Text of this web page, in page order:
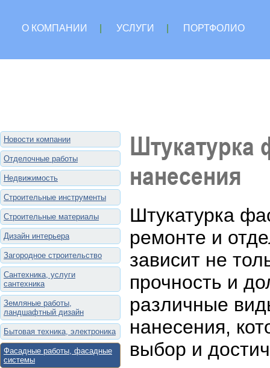
О КОМПАНИИ УСЛУГИ
ПОРТФОЛИО
Новости компании
Отделочные работы
Недвижимость
Строительные инструменты
Строительные материалы
Дизайн интерьера
Загородное строительство
Сантехника, услуги
сантехника
Земляные работы,
ландшафтный дизайн
Бытовая техника, электроника
Фасадные работы, фасадные
системы
Штукатурка
нанесения
Штукатурка
ремонте и
зависит не
прочность и
различные
нанесения,
выбор и